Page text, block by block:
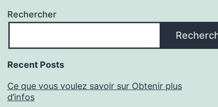
Rechercher
Recent Posts
Ce que vous voulez savoir sur Obtenir plus
d’infos